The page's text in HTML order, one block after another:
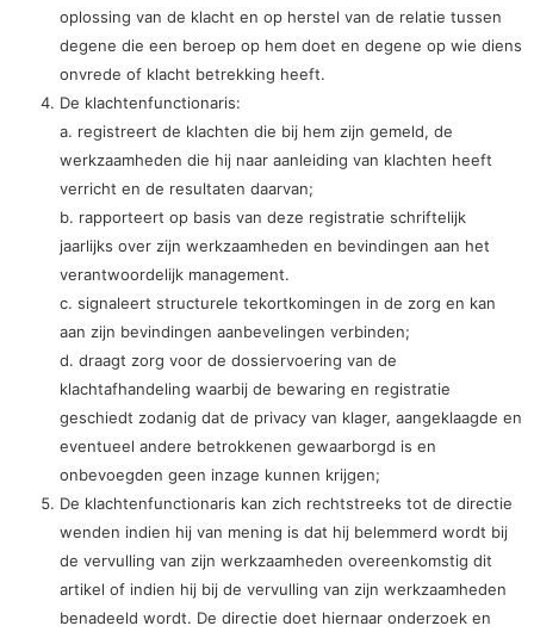
oplossing van de klacht en op herstel van de relatie tussen
degene die een beroep op hem doet en degene op wie diens
onvrede of klacht betrekking heeft.
De klachtenfunctionaris:
a. registreert de klachten die bij hem zijn gemeld, de
werkzaamheden die hij naar aanleiding van klachten heeft
verricht en de resultaten daarvan;
b. rapporteert op basis van deze registratie schriftelijk
jaarlijks over zijn werkzaamheden en bevindingen aan het
verantwoordelijk management.
c. signaleert structurele tekortkomingen in de zorg en kan
aan zijn bevindingen aanbevelingen verbinden;
d. draagt zorg voor de dossiervoering van de
klachtafhandeling waarbij de bewaring en registratie
geschiedt zodanig dat de privacy van klager, aangeklaagde en
eventueel andere betrokkenen gewaarborgd is en
onbevoegden geen inzage kunnen krijgen;
De klachtenfunctionaris kan zich rechtstreeks tot de directie
wenden indien hij van mening is dat hij belemmerd wordt bij
de vervulling van zijn werkzaamheden overeenkomstig dit
artikel of indien hij bij de vervulling van zijn werkzaamheden
benadeeld wordt. De directie doet hiernaar onderzoek en